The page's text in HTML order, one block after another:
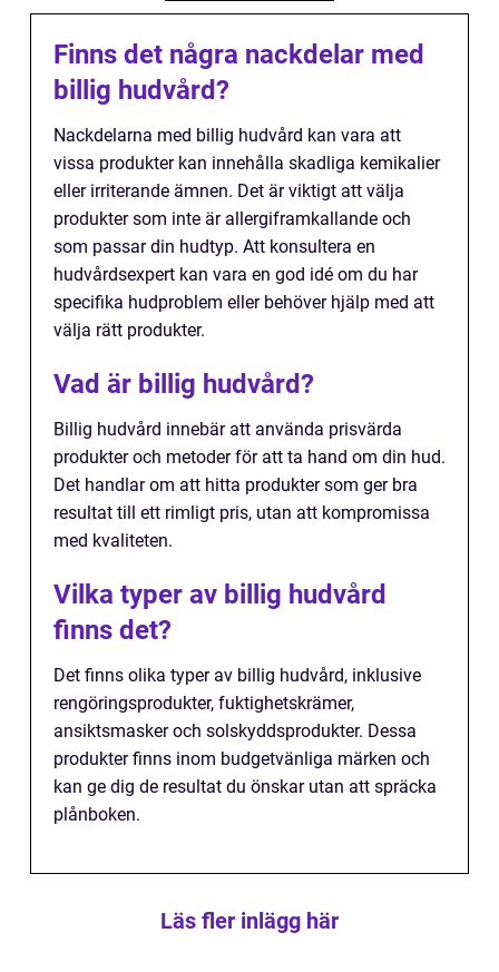
Finns det några nackdelar med
billig hudvård?
Nackdelarna med billig hudvård kan vara att
vissa produkter kan innehålla skadliga kemikalier
eller irriterande ämnen. Det är viktigt att välja
produkter som inte är allergiframkallande och
som passar din hudtyp. Att konsultera en
hudvårdsexpert kan vara en god idé om du har
specifika hudproblem eller behöver hjälp med att
välja rätt produkter.
Vad är billig hudvård?
Billig hudvård innebär att använda prisvärda
produkter och metoder för att ta hand om din hud.
Det handlar om att hitta produkter som ger bra
resultat till ett rimligt pris, utan att kompromissa
med kvaliteten.
Vilka typer av billig hudvård
finns det?
Det finns olika typer av billig hudvård, inklusive
rengöringsprodukter, fuktighetskrämer,
ansiktsmasker och solskyddsprodukter. Dessa
produkter finns inom budgetvänliga märken och
kan ge dig de resultat du önskar utan att spräcka
plånboken.
Läs fler inlägg här